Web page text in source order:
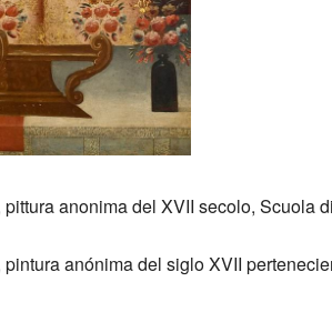
pittura anonima del XVII secolo, Scuola
pintura anónima del siglo XVII